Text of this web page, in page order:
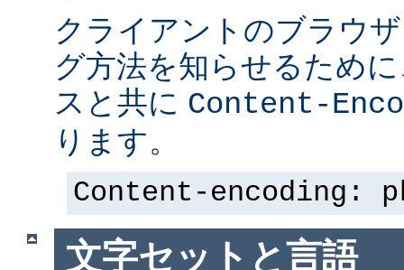
クライアントのブラウ
グ方法を知らせるため
スと共に Content-
ります。
Content-encoding:
文字セットと言語